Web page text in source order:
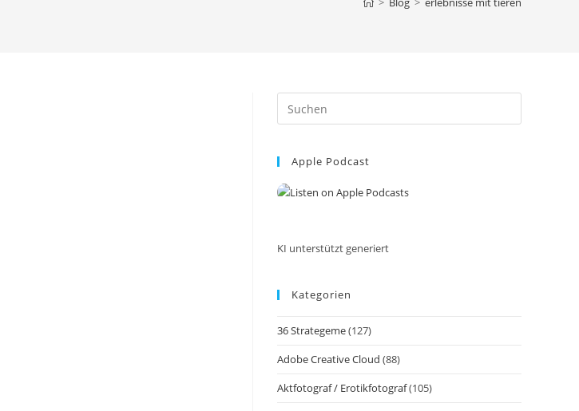
Escape
Apple Podcast
KI unterstützt generiert
Kategorien
36 Strategeme(127)
Adobe Creative Cloud (88)
Aktfotograf / Erotikfotograf(105)